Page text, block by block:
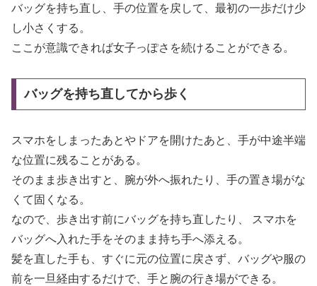
バッグを持ち直し、手の位置を戻して、最初の一歩だけ少
し小さくする。
ここが意識できれば女子っぽさを続けることができる。
バッグを持ち直してから歩く
スマホをしまったあとやドアを開けたあと、手が中途半端
な位置に残ることがある。
そのまま歩き出すと、腕が外へ振れたり、手の置き場がな
くて固くなる。
なので、歩き出す前にバッグを持ち直したり、 スマホを
バッグへ入れた手をそのまま持ち手へ添える。
髪を直した手も、すぐに元の位置に戻さず、バッグや服の
前を一旦経由するだけで、手と腕の行き場ができる。